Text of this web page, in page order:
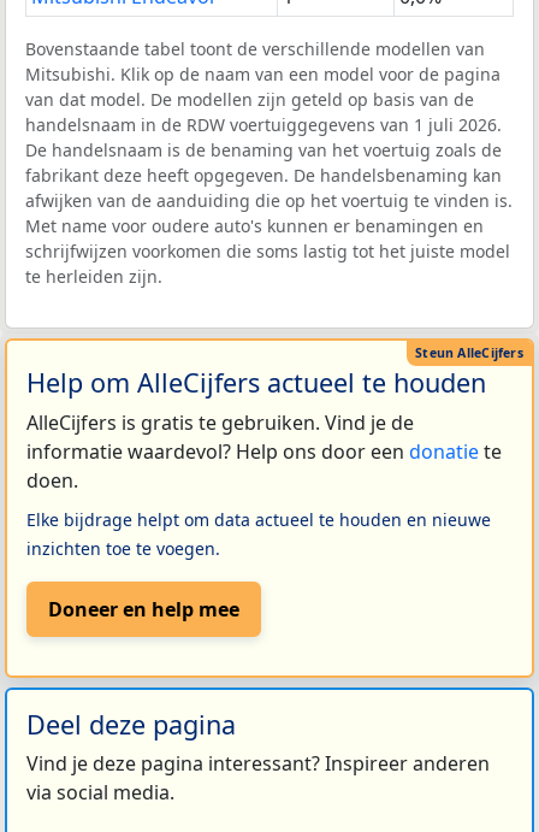
Bovenstaande tabel toont de verschillende modellen van
Mitsubishi. Klik op de naam van een model voor de pagina
van dat model. De modellen zijn geteld op basis van de
handelsnaam in de RDW voertuiggegevens van 1 juli 2026.
De handelsnaam is de benaming van het voertuig zoals de
fabrikant deze heeft opgegeven. De handelsbenaming kan
afwijken van de aanduiding die op het voertuig te vinden is.
Met name voor oudere auto's kunnen er benamingen en
schrijfwijzen voorkomen die soms lastig tot het juiste model
te herleiden zijn.
Help om AlleCijfers actueel te houden
AlleCijfers is gratis te gebruiken. Vind je de
informatie waardevol? Help ons door een donatiete
doen.
Elke bijdrage helpt om data actueel te houden en nieuwe
inzichten toe te voegen.
Doneer en help mee
Deel deze pagina
Vind je deze pagina interessant? Inspireer anderen
via social media.